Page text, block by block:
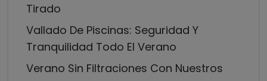
Tirado
Vallado De Piscinas: Seguridad Y
Tranquilidad Todo El Verano
Verano Sin Filtraciones Con Nuestros